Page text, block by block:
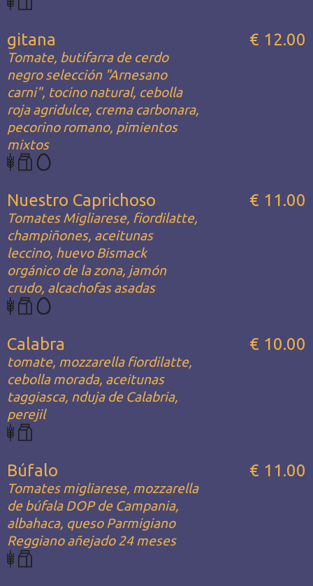
gitana
Tomate, butifarra de cerdo
negro selección "Arnesano
carni", tocino natural, cebolla
roja agridulce, crema carbonara,
pecorino romano, pimientos
mixtos
€ 12.00
Nuestro Caprichoso
Tomates Migliarese, fiordilatte,
champiñones, aceitunas
leccino, huevo Bismack
orgánico de la zona, jamón
crudo, alcachofas asadas
€ 11.00
Calabra
tomate, mozzarella fiordilatte,
cebolla morada, aceitunas
taggiasca, nduja de Calabria,
perejil
€ 10.00
Búfalo
Tomates migliarese, mozzarella
de búfala DOP de Campania,
albahaca, queso Parmigiano
Reggiano añejado 24 meses
€ 11.00